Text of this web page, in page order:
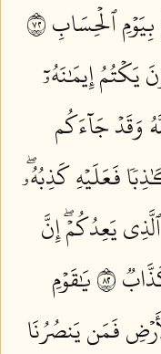
ٱلۡحِسَابِ ٢٧
يَكۡتُمُ إِيمَٰنَهُۥٓ
وَقَدۡ جَآءَكُم
فَعَلَيۡهِ كَذِبُهُۥۖ
يَعِدُكُمۡۖ إِنَّ
٢٨
يَٰقَوۡمِ
فَمَن يَنصُرُنَا